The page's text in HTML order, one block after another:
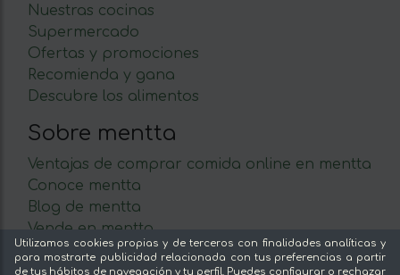
Nuestras cocinas
Supermercado
Ofertas y promociones
Recomienda y gana
Descubre los alimentos
Sobre mentta
Ventajas de comprar comida online en mentta
Conoce mentta
Blog de mentta
Vende en mentta
Fidelización
Preguntas frecuentes
Utilizamos cookies propias y de terceros con finalidades analíticas y
para mostrarte publicidad relacionada con tus preferencias a partir
de tus hábitos de navegación y tu perfil. Puedes configurar o rechazar